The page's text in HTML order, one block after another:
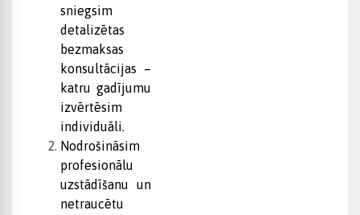
sniegsim
detalizētas
bezmaksas
konsultācijas –
katru gadījumu
izvērtēsim
individuāli.
Nodrošināsim
profesionālu
uzstādīšanu un
netraucētu